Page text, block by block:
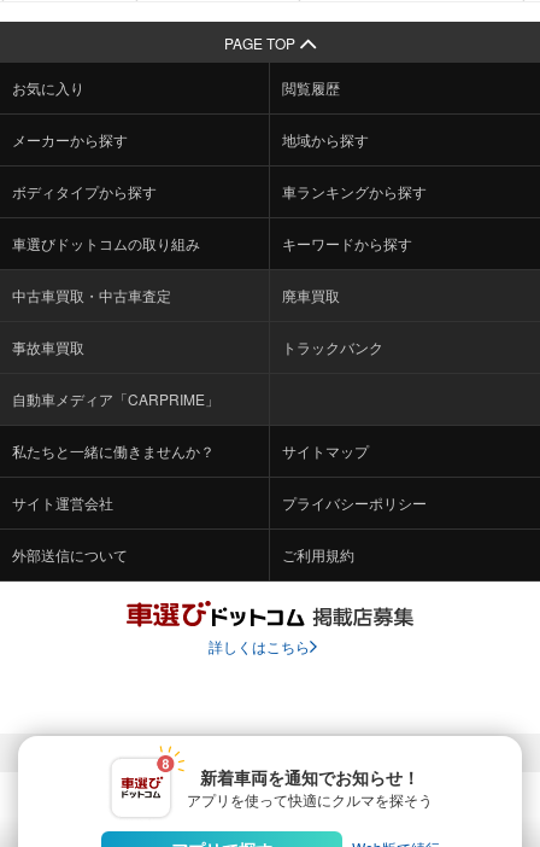
新着車両を通知でお知らせ！
アプリを使って快適にクルマを探そう
PAGE TOP
お気に入り 閲覧履歴
メーカーから探す 地域から探す
ボディタイプから探す 車ランキングから探す
車選びドットコムの取り組み キーワードから探す
中古車買取・中古車査定 廃車買取
事故車買取 トラックバンク
自動車メディア「CARPRIME」
私たちと一緒に働きませんか？ サイトマップ
サイト運営会社 プライバシーポリシー
外部送信について ご利用規約
詳しくはこちら
© Fabrica Communications Co., LTD.
当サイトを運営する株式会社ファブリカコミュニケーションズ
は、株式会社ファブリカホールディングス（東証スタンダード上